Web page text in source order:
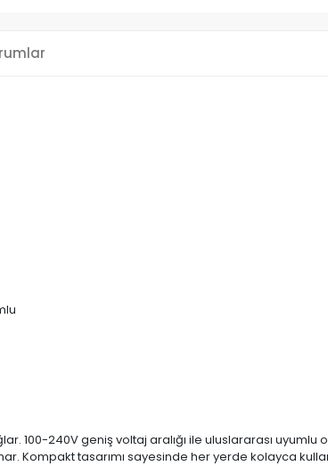
100-240V geniş voltaj aralığı ile uluslararası
Kompakt tasarımı sayesinde her yerde kolayca